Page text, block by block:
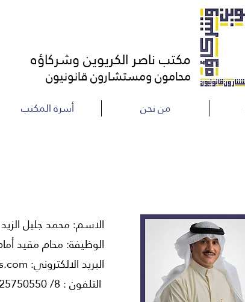
مكتب ناصر الكريوين وشركاؤه
محامون ومستشارون قانونيون
أسرة المكتب من نحن
الاسم: محمد جليل
الوظيفة: محام مقيد
البريد الالكتروني:
التلفون : 8/ 25750550